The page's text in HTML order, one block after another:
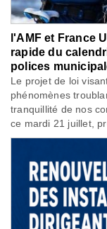
l'AMF et France
rapide du
polices
Le projet de loi
phénomènes
tranquillité de nos
ce mardi 21 juillet,